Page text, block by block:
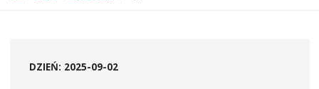
DZIEŃ: 2025-09-02